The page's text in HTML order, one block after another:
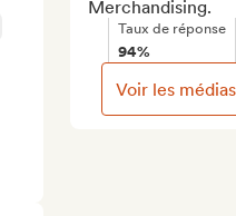
Merchandising.
Taux de réponse
94%
Voir les